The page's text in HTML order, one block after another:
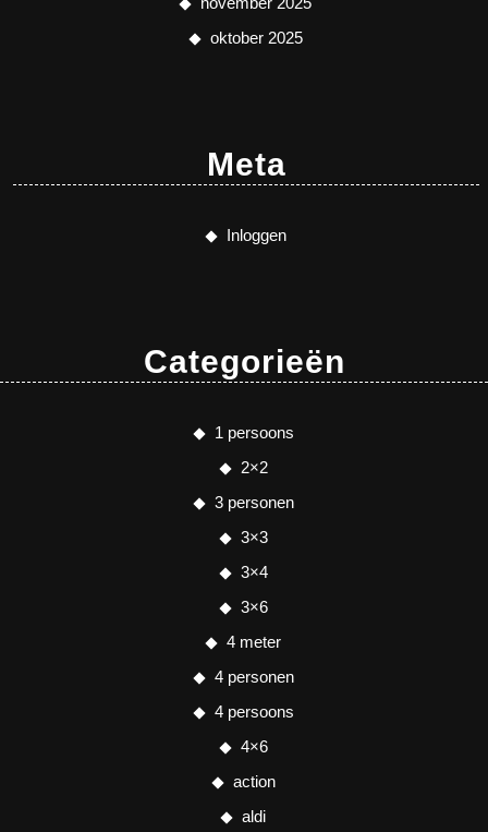
oktober 2025
Meta
Inloggen
Categorieën
1 persoons
2×2
3 personen
3×3
3×4
3×6
4 meter
4 personen
4 persoons
4×6
action
aldi